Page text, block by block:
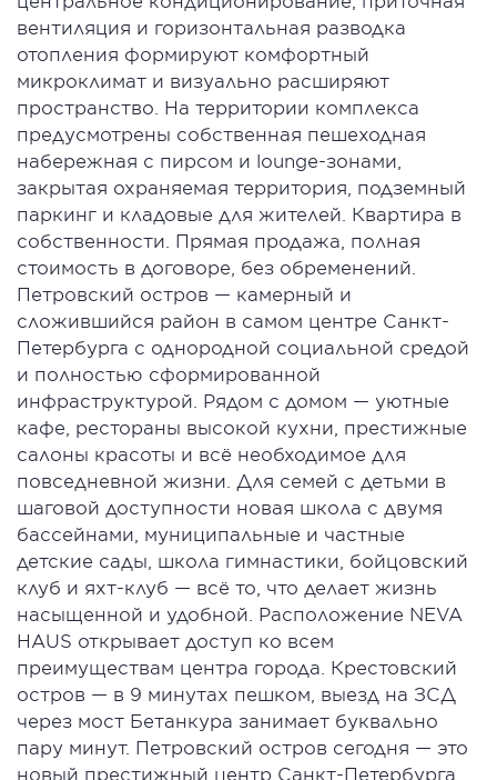
вентиляция и горизонтальная разводка
отопления формируют комфортный
микроклимат и визуально расширяют
пространство. На территории комплекса
предусмотрены собственная пешеходная
набережная с пирсом и lounge-зонами,
закрытая охраняемая территория, подземный
паркинг и кладовые для жителей. Квартира в
собственности. Прямая продажа, полная
стоимость в договоре, без обременений.
Петровский остров — камерный и
сложившийся район в самом центре Санкт-
Петербурга с однородной социальной средой
и полностью сформированной
инфраструктурой. Рядом с домом — уютные
кафе, рестораны высокой кухни, престижные
салоны красоты и всё необходимое для
повседневной жизни. Для семей с детьми в
шаговой доступности новая школа с двумя
бассейнами, муниципальные и частные
детские сады, школа гимнастики, бойцовский
клуб и яхт-клуб — всё то, что делает жизнь
насыщенной и удобной. Расположение NEVA
HAUS открывает доступ ко всем
преимуществам центра города. Крестовский
остров — в 9 минутах пешком, выезд на ЗСД
через мост Бетанкура занимает буквально
пару минут. Петровский остров сегодня — это
новый престижный центр Санкт-Петербурга,